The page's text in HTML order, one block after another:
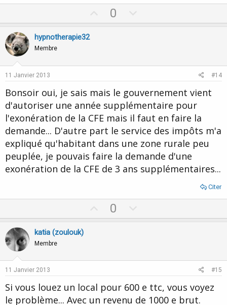
p
0
o
e
hypnotherapie32
Membre
11 Janvier 2013 #14
Bonsoir oui, je sais mais le gouvernement vient
d'autoriser une année supplémentaire pour
l'exonération de la CFE mais il faut en faire la
demande... D'autre part le service des impôts m'a
expliqué qu'habitant dans une zone rurale peu
peuplée, je pouvais faire la demande d'une
exonération de la CFE de 3 ans supplémentaires...
Citer
p
t
0
o
v
e
katia (zoulouk)
Membre
11 Janvier 2013 #15
Si vous louez un local pour 600 e ttc, vous voyez
le problème... Avec un revenu de 1000 e brut.